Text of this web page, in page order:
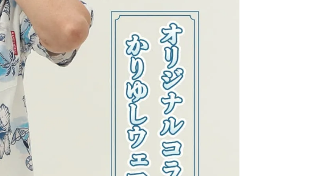
未使用・タグ付きで、再販可能な状態の商品であれば、お
客様都合の場合でも交換対応を承っております。
交換にかかる往復送料につきましては、お客様ご負担に
てお願いしております。
送料はどのくらいかかりますか？
ネコポスをご利用の場合は全国一律385円（税込）です。
宅配便は838円（税込）、沖縄県内は471円（税込）となり